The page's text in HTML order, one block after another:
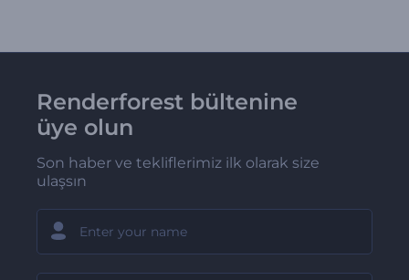
Renderforest bültenine
üye olun
Son haber ve tekliflerimiz ilk olarak size
ulaşsın